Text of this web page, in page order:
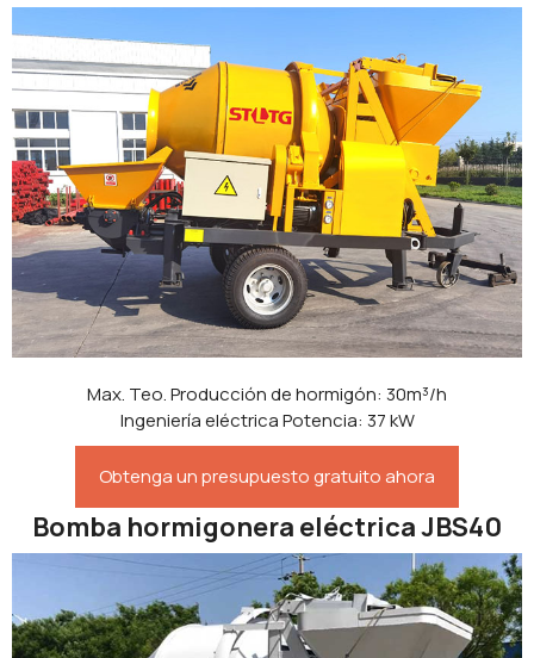
Max. Teo. Producción de hormigón: 30m³/h
Ingeniería eléctrica Potencia: 37 kW
Obtenga un presupuesto gratuito ahora
Bomba hormigonera eléctrica JBS40